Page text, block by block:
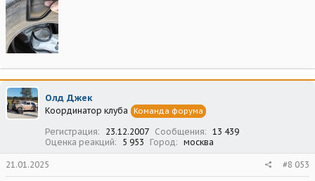
Олд Джек
Координатор клуба Команда форума
Регистрация 23.12.2007 Сообщения
13 439
Оценка реакций
5 953 Город москва
21.01.2025 #8 053